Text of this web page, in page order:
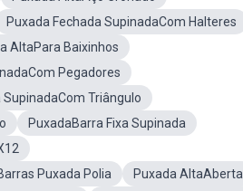
Puxada Fechada SupinadaCom Halteres
AltaPara Baixinhos
Pegadores
Triângulo
PuxadaBarra Fixa Supinada
Puxada Polia
Puxada AltaAberta